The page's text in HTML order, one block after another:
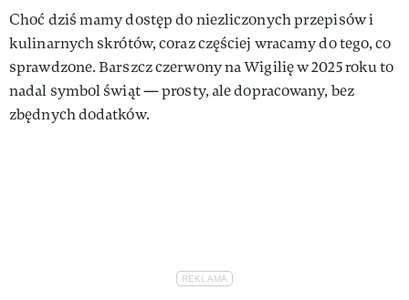
Choć dziś mamy dostęp do niezliczonych przepisów i
kulinarnych skrótów, coraz częściej wracamy do tego, co
sprawdzone. Barszcz czerwony na Wigilię w 2025 roku to
nadal symbol świąt — prosty, ale dopracowany, bez
zbędnych dodatków.